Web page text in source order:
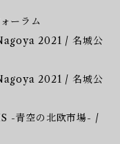
ーラム
2021 / 名城公
2021 / 名城公
-青空の北欧市場- /